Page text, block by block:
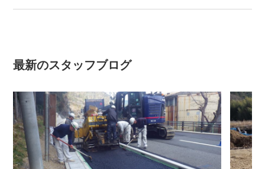
最新のスタッフブログ